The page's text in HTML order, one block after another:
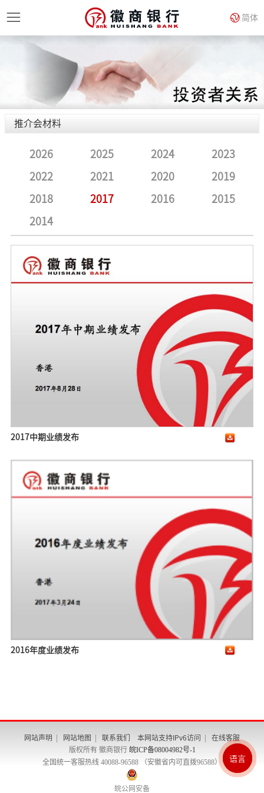
简体
推介会材料
2026 2025 2024 2023
2022 2021 2020 2019
2018 2017 2016 2015
2014
2017中期业绩发布
2016年度业绩发布
网站声明 网站地图 联系我们 本网站支持IPv6访问 在线客服
版权所有 徽商银行 皖ICP备08004982号-1
全国统一客服热线 40088-96588 （安徽省内可直拨96588）
皖公网安备
语言
En
繁
简